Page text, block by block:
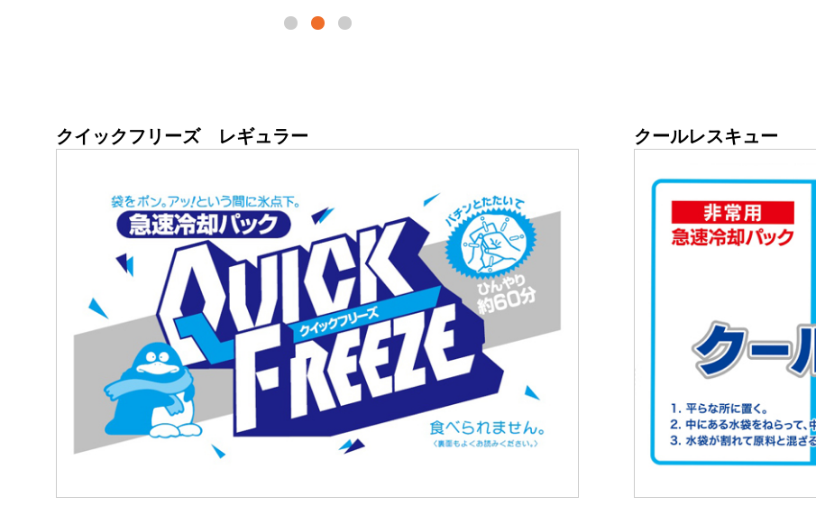
クイックフリーズ レギュラー クールレスキュー